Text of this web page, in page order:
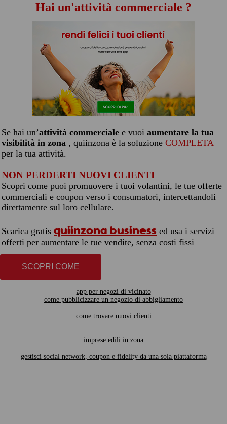
Hai un'attività commerciale ?
Se hai un’attività commerciale e vuoi aumentare la tua
visibilità in zona , quiinzona è la soluzione COMPLETA
per la tua attività.
NON PERDERTI NUOVI CLIENTI
Scopri come puoi promuovere i tuoi volantini, le tue offerte
commerciali e coupon verso i consumatori, intercettandoli
direttamente sul loro cellulare.
Scarica gratis quiinzona business ed usa i servizi
offerti per aumentare le tue vendite, senza costi fissi
SCOPRI COME
app per negozi di vicinato
come pubblicizzare un negozio di abbigliamento
come trovare nuovi clienti
imprese edili in zona
gestisci social network, coupon e fidelity da una sola piattaforma